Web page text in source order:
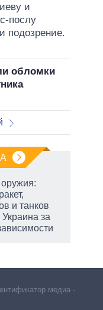
и
послу
подозрение.
обломки
и танков
за
медиа –